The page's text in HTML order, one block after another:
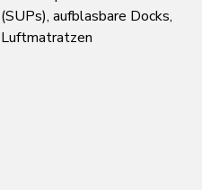
(SUPs), aufblasbare Docks,
Luftmatratzen